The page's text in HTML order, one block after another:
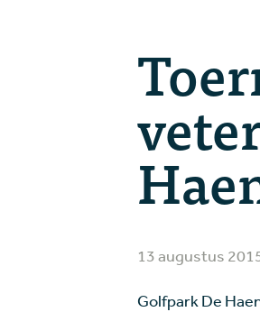
13 augustus
Golfpark De